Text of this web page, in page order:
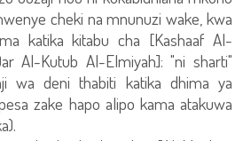
cheki na mnunuzi wake, kwa
katika kitabu cha [Kashaaf Al-
Al-Kutub Al-Elmiyah]: "ni sharti"
wa deni thabiti katika dhima ya
zake hapo alipo kama atakuwa